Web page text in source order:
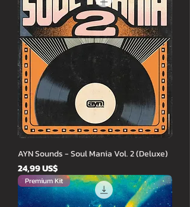
AYN Sounds - Soul Mania Vol. 2 (Deluxe)
Cena
24,99 US$
Premium Kit